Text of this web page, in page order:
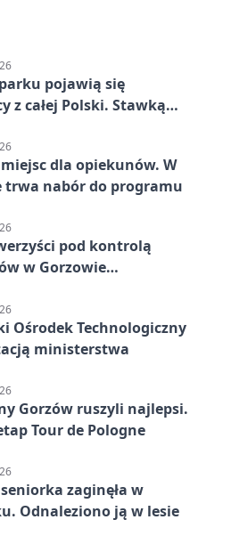
pojawią się
z całej Polski. Stawką
miejsc dla opiekunów. W
trwa nabór do programu
pod kontrolą
w Gorzowie
Ośrodek Technologiczny
ministerstwa
Gorzów ruszyli najlepsi.
Tour de Pologne
zaginęła w
Odnaleziono ją w lesie